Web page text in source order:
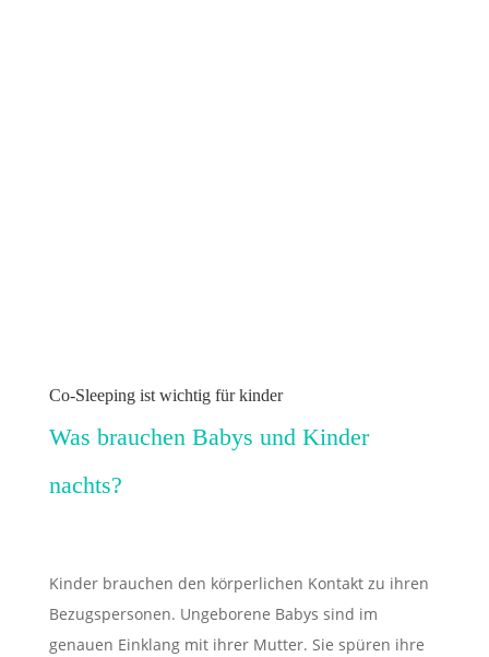
Co-Sleeping ist wichtig für kinder
Was brauchen Babys und Kinder
nachts?
Kinder brauchen den körperlichen Kontakt zu ihren
Bezugspersonen. Ungeborene Babys sind im
genauen Einklang mit ihrer Mutter. Sie spüren ihre